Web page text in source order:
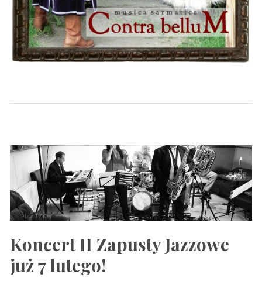
Koncert II Zapusty Jazzowe
już 7 lutego!